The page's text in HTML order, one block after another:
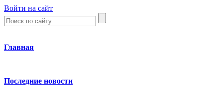
Войти на сайт
Главная
Последние новости